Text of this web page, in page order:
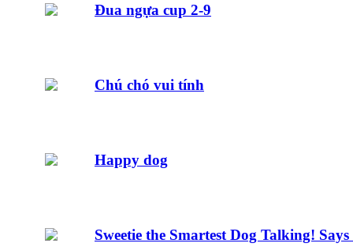
Đua ngựa cup 2-9
Chú chó vui tính
Happy dog
Sweetie the Smartest Dog Talking!